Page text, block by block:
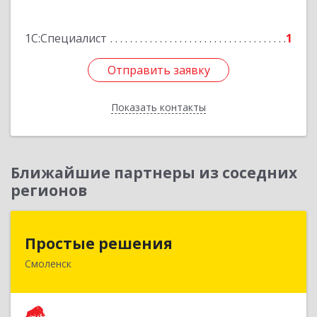
1С:Специалист 1
Отправить заявку
Показать контакты
Отправить заявку
Назад
Ближайшие партнеры из соседних
регионов
Простые решения
Смоленск
214015, Смоленская обл, Смоленск г, Большая